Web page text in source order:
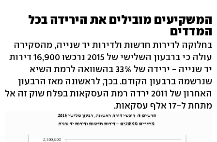
המשקיעים מובילים את הירידה בכל
המדדים
בחלוקה לדירות חדשות ולדירות יד שנייה, מהסקירה
עולה כי ברבעון השלישי של 2015 נרכשו 16,900 דירות
יד שנייה - ירידה של 33% בהשוואה לרמת השיא
שנרשמה ברבעון הקודם. בכך, לראשונה מאז הרבעון
האחרון של 2011 ירדה רמת העסקאות בפלח שוק זה אל
מתחת ל-17 אלף עסקאות.